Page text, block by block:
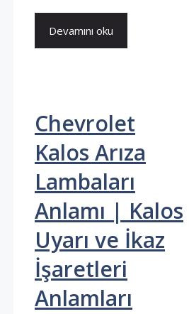
Devamını oku
Chevrolet
Kalos Arıza
Lambaları
Anlamı | Kalos
Uyarı ve İkaz
İşaretleri
Anlamları